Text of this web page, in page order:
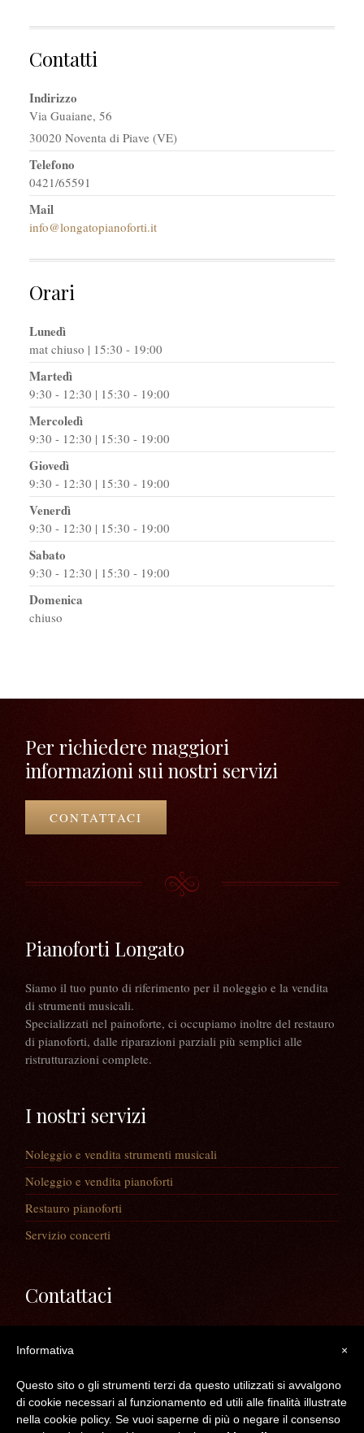
Contatti
Indirizzo
Via Guaiane, 56
30020 Noventa di Piave (VE)
Telefono
0421/65591
Mail
info@longatopianoforti.it
Orari
Lunedì
mat chiuso | 15:30 - 19:00
Martedì
9:30 - 12:30 | 15:30 - 19:00
Mercoledì
9:30 - 12:30 | 15:30 - 19:00
Giovedì
9:30 - 12:30 | 15:30 - 19:00
Venerdì
9:30 - 12:30 | 15:30 - 19:00
Sabato
9:30 - 12:30 | 15:30 - 19:00
Domenica
chiuso
Per richiedere maggiori
informazioni sui nostri servizi
CONTATTACI
Pianoforti Longato
Siamo il tuo punto di riferimento per il noleggio e la vendita
di strumenti musicali.
Specializzati nel painoforte, ci occupiamo inoltre del restauro
di pianoforti, dalle riparazioni parziali più semplici alle
ristrutturazioni complete.
I nostri servizi
Noleggio e vendita strumenti musicali
Noleggio e vendita pianoforti
Restauro pianoforti
Servizio concerti
Contattaci
30020 Noventa di Piave (VE)
Mail: info@longatopianoforti.it
ORARI DEL NEGOZIO
×
Informativa
Questo sito o gli strumenti terzi da questo utilizzati si avvalgono
di cookie necessari al funzionamento ed utili alle finalità illustrate
nella cookie policy. Se vuoi saperne di più o negare il consenso